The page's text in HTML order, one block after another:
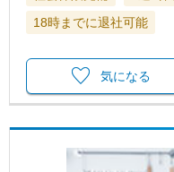
18時までに退社可能
気になる